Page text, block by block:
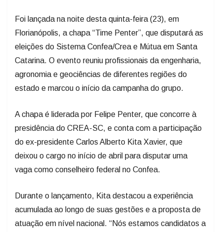
Foi lançada na noite desta quinta-feira (23), em
Florianópolis, a chapa “Time Penter”, que disputará as
eleições do Sistema Confea/Crea e Mútua em Santa
Catarina. O evento reuniu profissionais da engenharia,
agronomia e geociências de diferentes regiões do
estado e marcou o início da campanha do grupo.
A chapa é liderada por Felipe Penter, que concorre à
presidência do CREA-SC, e conta com a participação
do ex-presidente Carlos Alberto Kita Xavier, que
deixou o cargo no início de abril para disputar uma
vaga como conselheiro federal no Confea.
Durante o lançamento, Kita destacou a experiência
acumulada ao longo de suas gestões e a proposta de
atuação em nível nacional. “Nós estamos candidatos a